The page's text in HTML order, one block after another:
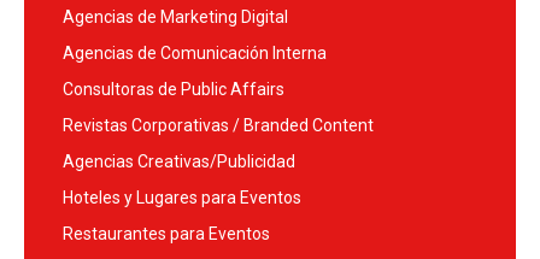
Agencias de Marketing Digital
Agencias de Comunicación Interna
Consultoras de Public Affairs
Revistas Corporativas / Branded Content
Agencias Creativas/Publicidad
Hoteles y Lugares para Eventos
Restaurantes para Eventos